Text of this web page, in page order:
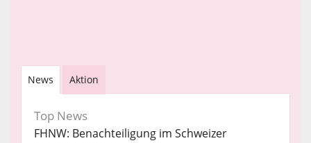
News Aktion
Top News
FHNW: Benachteiligung im Schweizer